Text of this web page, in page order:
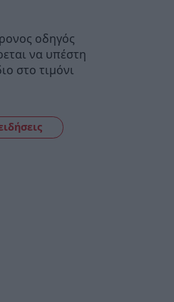
οδηγός
να υπέστη
στο τιμόνι